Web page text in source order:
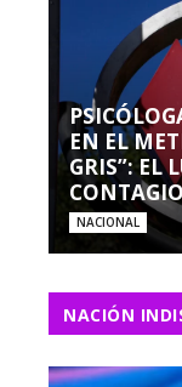
EN EL
GRIS”: EL
NACIONAL
NACIÓN